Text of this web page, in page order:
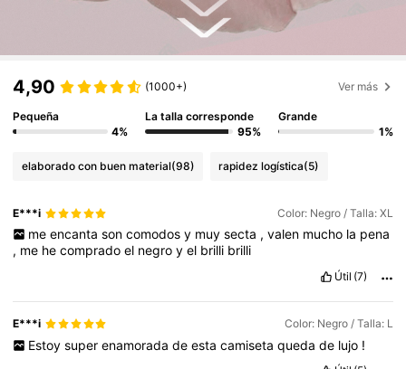
4,90 (1000+) Ver más
Pequeña
4%
La talla corresponde
95%
Grande
1%
elaborado con buen material(98) rapidez logística(5)
E***i Color: Negro / Talla: XL
me encanta son comodos y muy secta , valen mucho la pena
, me hecompradoel negroyel brilli brilli
Útil (7)
E***i Color: Negro / Talla: L
Estoy super enamorada de esta camiseta queda de lujo !